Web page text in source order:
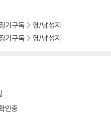
정기구독
영/남성지
정기구독 영/남성지
인중